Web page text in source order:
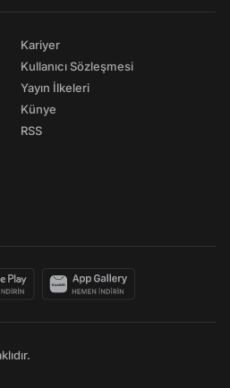
Kariyer
Kullanıcı Sözleşmesi
Yayın İlkeleri
Künye
RSS